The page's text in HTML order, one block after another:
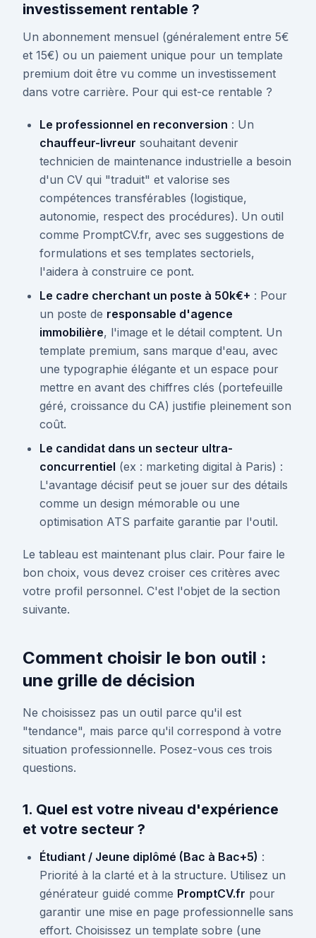
investissement rentable ?
Un abonnement mensuel (généralement entre 5€
et 15€) ou un paiement unique pour un template
premium doit être vu comme un investissement
dans votre carrière. Pour qui est-ce rentable ?
Le professionnel en reconversion : Un
chauffeur-livreur souhaitant devenir
technicien de maintenance industrielle a besoin
d'un CV qui "traduit" et valorise ses
compétences transférables (logistique,
autonomie, respect des procédures). Un outil
comme PromptCV.fr, avec ses suggestions de
formulations et ses templates sectoriels,
l'aidera à construire ce pont.
Le cadre cherchant un poste à 50k€+ : Pour
un poste de responsable d'agence
immobilière, l'image et le détail comptent. Un
template premium, sans marque d'eau, avec
une typographie élégante et un espace pour
mettre en avant des chiffres clés (portefeuille
géré, croissance du CA) justifie pleinement son
coût.
Le candidat dans un secteur ultra-
concurrentiel (ex : marketing digital à Paris) :
L'avantage décisif peut se jouer sur des détails
comme un design mémorable ou une
optimisation ATS parfaite garantie par l'outil.
Le tableau est maintenant plus clair. Pour faire le
bon choix, vous devez croiser ces critères avec
votre profil personnel. C'est l'objet de la section
suivante.
Comment choisir le bon outil :
une grille de décision
Ne choisissez pas un outil parce qu'il est
"tendance", mais parce qu'il correspond à votre
situation professionnelle. Posez-vous ces trois
questions.
1. Quel est votre niveau d'expérience
et votre secteur ?
Étudiant / Jeune diplômé (Bac à Bac+5) :
Priorité à la clarté et à la structure. Utilisez un
générateur guidé comme PromptCV.fr pour
garantir une mise en page professionnelle sans
effort. Choisissez un template sobre (une